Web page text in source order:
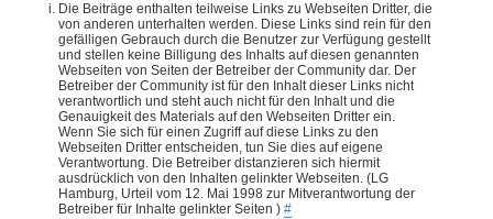
Die Beiträge enthalten teilweise Links zu Webseiten Dritter, die
von anderen unterhalten werden. Diese Links sind rein für den
gefälligen Gebrauch durch die Benutzer zur Verfügung gestellt
und stellen keine Billigung des Inhalts auf diesen genannten
Webseiten von Seiten der Betreiber der Community dar. Der
Betreiber der Community ist für den Inhalt dieser Links nicht
verantwortlich und steht auch nicht für den Inhalt und die
Genauigkeit des Materials auf den Webseiten Dritter ein.
Wenn Sie sich für einen Zugriff auf diese Links zu den
Webseiten Dritter entscheiden, tun Sie dies auf eigene
Verantwortung. Die Betreiber distanzieren sich hiermit
ausdrücklich von den Inhalten gelinkter Webseiten. (LG
Hamburg, Urteil vom 12. Mai 1998 zur Mitverantwortung der
Betreiber für Inhalte gelinkter Seiten ) #